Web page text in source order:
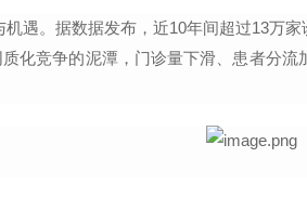
遇。据数据发布，近10年间超过13万家
化竞争的泥潭，门诊量下滑、患者分